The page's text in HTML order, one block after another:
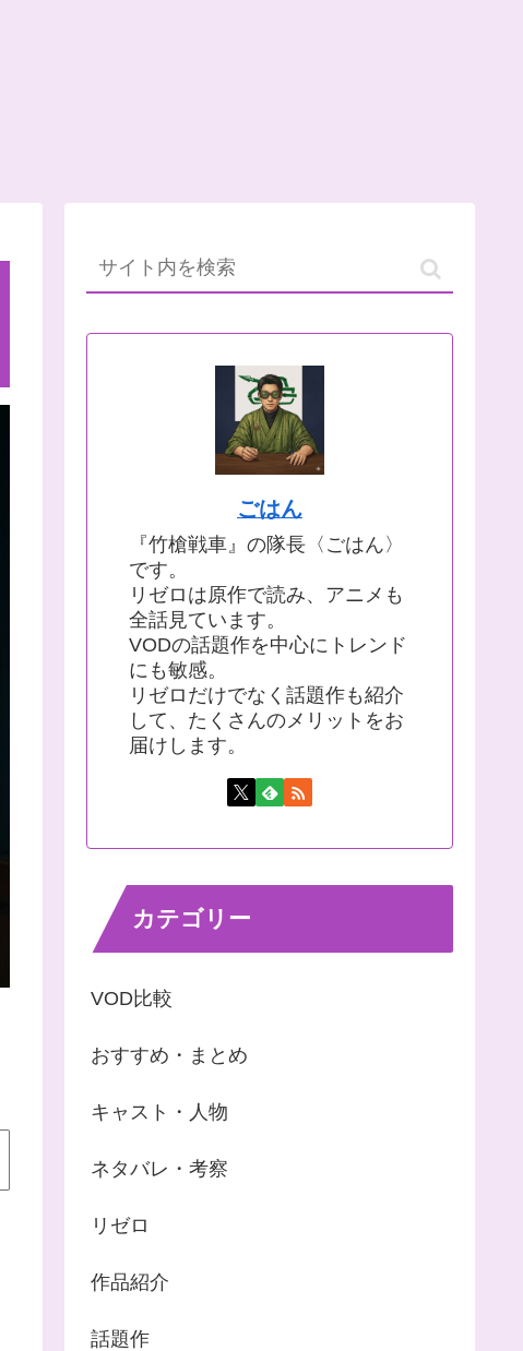
ごはん
『竹槍戦車』の隊長〈ごはん〉
です。
リゼロは原作で読み、アニメも
全話見ています。
VODの話題作を中心にトレンド
にも敏感。
リゼロだけでなく話題作も紹介
して、たくさんのメリットをお
届けします。
カテゴリー
VOD比較
おすすめ・まとめ
キャスト・人物
ネタバレ・考察
リゼロ
作品紹介
話題作